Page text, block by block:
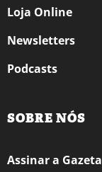
Loja Online
Newsletters
Podcasts
SOBRE NÓS
Assinar a Gazeta